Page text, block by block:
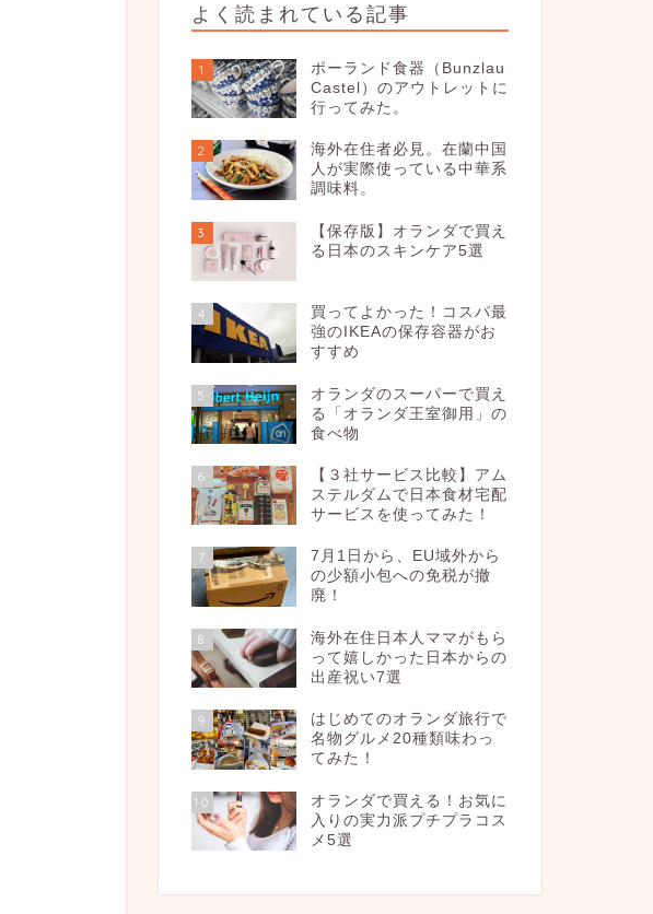
よく読まれている記事
1
ポーランド食器（Bunzlau
Castel）のアウトレットに
行ってみた。
2
海外在住者必見。在蘭中国
人が実際使っている中華系
調味料。
3
【保存版】オランダで買え
る日本のスキンケア5選
4
買ってよかった！コスパ最
強のIKEAの保存容器がお
すすめ
5
オランダのスーパーで買え
る「オランダ王室御用」の
食べ物
6
【３社サービス比較】アム
ステルダムで日本食材宅配
サービスを使ってみた！
7
7月1日から、EU域外から
の少額小包への免税が撤
廃！
8
海外在住日本人ママがもら
って嬉しかった日本からの
出産祝い7選
9
はじめてのオランダ旅行で
名物グルメ20種類味わっ
てみた！
10
オランダで買える！お気に
入りの実力派プチプラコス
メ5選